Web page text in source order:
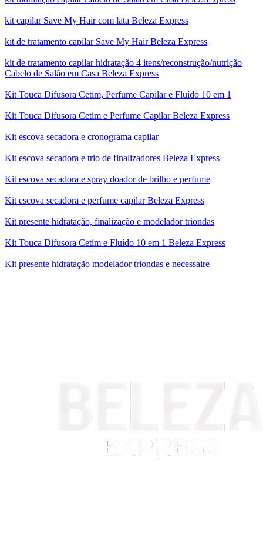
kit capilar Save My Hair com lata Beleza Express
kit de tratamento capilar Save My Hair Beleza Express
kit de tratamento capilar hidratação 4 itens/reconstrução/nutrição
Cabelo de Salão em Casa Beleza Express
Kit Touca Difusora Cetim, Perfume Capilar e Fluído 10 em 1
Kit Touca Difusora Cetim e Perfume Capilar Beleza Express
Kit escova secadora e cronograma capilar
Kit escova secadora e trio de finalizadores Beleza Express
Kit escova secadora e spray doador de brilho e perfume
Kit escova secadora e perfume capilar Beleza Express
Kit presente hidratação, finalização e modelador triondas
Kit Touca Difusora Cetim e Fluído 10 em 1 Beleza Express
Kit presente hidratação modelador triondas e necessaire